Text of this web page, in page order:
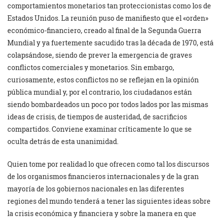
comportamientos monetarios tan proteccionistas como los de
Estados Unidos. La reunión puso de manifiesto que el «orden»
económico-financiero, creado al final de la Segunda Guerra
Mundial y ya fuertemente sacudido tras la década de 1970, está
colapsándose, siendo de prever la emergencia de graves
conflictos comerciales y monetarios. Sin embargo,
curiosamente, estos conflictos no se reflejan en la opinión
pública mundial y, por el contrario, los ciudadanos están
siendo bombardeados un poco por todos lados por las mismas
ideas de crisis, de tiempos de austeridad, de sacrificios
compartidos. Conviene examinar críticamente lo que se
oculta detrás de esta unanimidad.
Quien tome por realidad lo que ofrecen como tal los discursos
de los organismos financieros internacionales y de la gran
mayoría de los gobiernos nacionales en las diferentes
regiones del mundo tenderá a tener las siguientes ideas sobre
la crisis económica y financiera y sobre la manera en que